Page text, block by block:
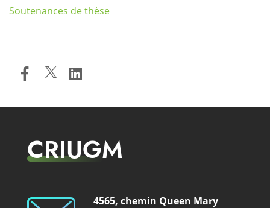
Soutenances de thèse
CRIUGM
4565, chemin Queen Mary